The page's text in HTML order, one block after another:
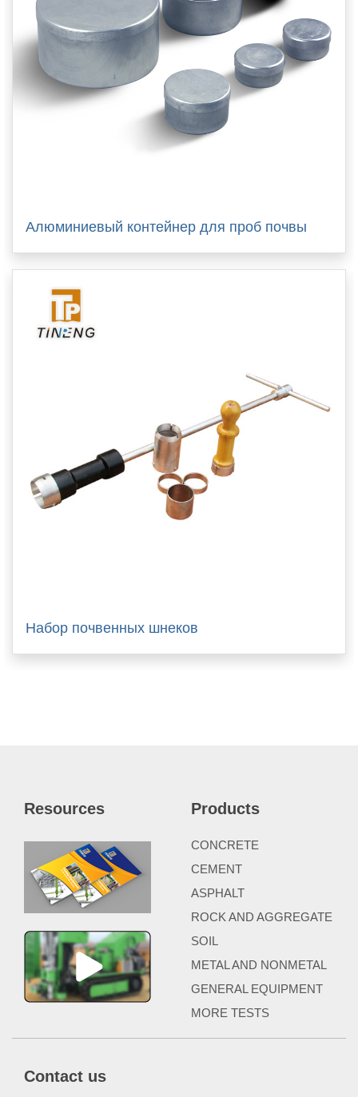
Алюминиевый контейнер для проб почвы
Набор почвенных шнеков
Resources Products
CONCRETE
CEMENT
ASPHALT
ROCK AND AGGREGATE
SOIL
METAL AND NONMETAL
GENERAL EQUIPMENT
MORE TESTS
Contact us